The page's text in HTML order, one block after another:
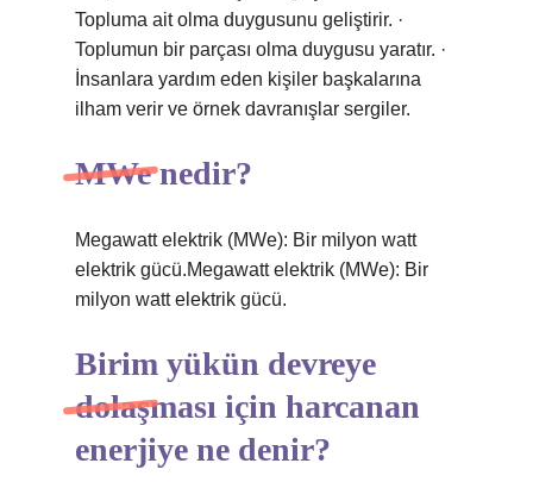
Topluma ait olma duygusunu geliştirir. ·
Toplumun bir parçası olma duygusu yaratır. ·
İnsanlara yardım eden kişiler başkalarına
ilham verir ve örnek davranışlar sergiler.
MWe nedir?
Megawatt elektrik (MWe): Bir milyon watt
elektrik gücü.Megawatt elektrik (MWe): Bir
milyon watt elektrik gücü.
Birim yükün devreye
dolaşması için harcanan
enerjiye ne denir?